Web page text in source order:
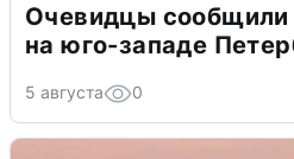
Очевидцы сообщили
на юго-западе
5 августа 0